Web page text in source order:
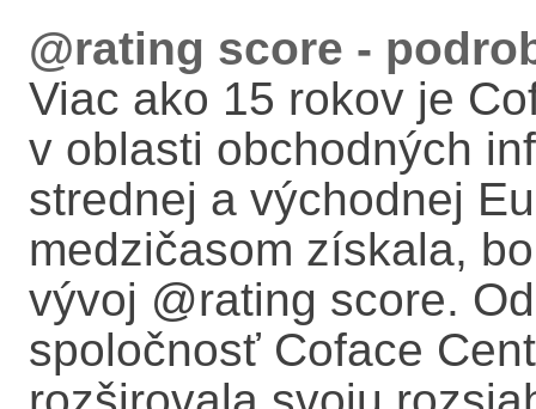
@rating score -
Viac ako 15 rokov je
v oblasti obchodných
strednej a východnej
medzičasom získala,
vývoj @rating score.
spoločnosť Coface